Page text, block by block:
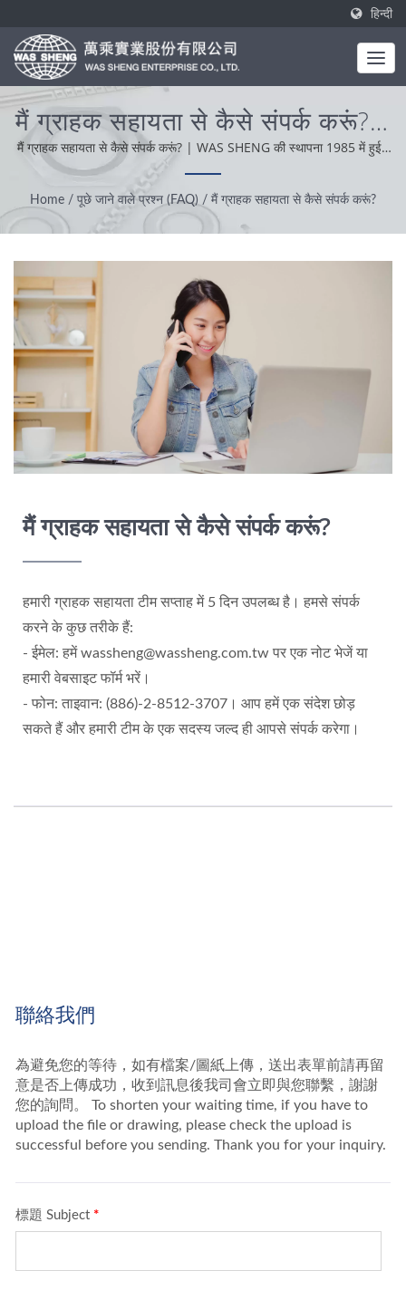
हिन्दी
मैं ग्राहक सहायता से कैसे संपर्क करूं? |
धातु घटक और एल्यूमिनियम एक्सट्रूज़न
निर्माण | WAS SHENG
मैं ग्राहक सहायता से कैसे संपर्क करूं? | WAS SHENG की स्थापना 1985 में हुई।
एक स्थानीय निर्माता के रूप में, हमारा मूल्यांकन व्यावसायिकता, सुविधाजनकता और
समस्या का समाधानकारी होने पर है। हमारे विश्वव्यापी ग्राहक समर्थन के आधार पर, हम
ईमानदारी, व्यावहारिकता और विश्वसनीय दृष्टिकोण के साथ कार्य करते हैं और सर्वश्रेष्ठ
सेवा और उत्पाद प्रदान करते हैं।
Home / पूछे जाने वाले प्रश्न (FAQ) / मैं ग्राहक सहायता से कैसे संपर्क करूं?
मैं ग्राहक सहायता से कैसे संपर्क करूं?
हमारी ग्राहक सहायता टीम सप्ताह में 5 दिन उपलब्ध है। हमसे संपर्क
करने के कुछ तरीके हैं:
- ईमेल: हमें wassheng@wassheng.com.tw पर एक नोट भेजें या
हमारी वेबसाइट फॉर्म भरें।
- फोन: ताइवान: (886)-2-8512-3707। आप हमें एक संदेश छोड़
सकते हैं और हमारी टीम के एक सदस्य जल्द ही आपसे संपर्क करेगा।